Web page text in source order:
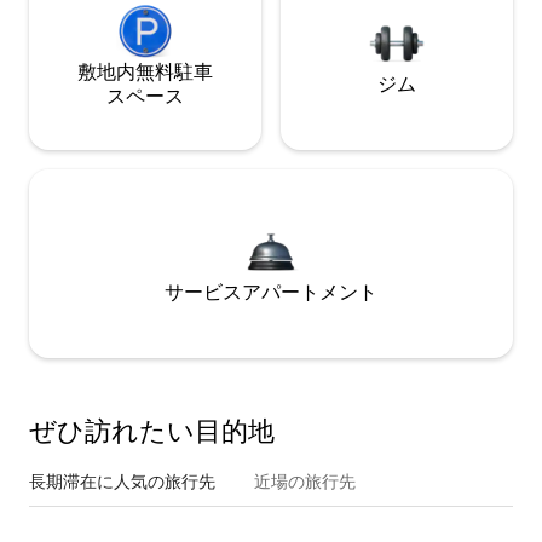
敷地内無料駐⁠車
ス⁠ペ⁠ー⁠ス
ジム
サービスアパートメント
ぜひ訪⁠れ⁠た⁠い目⁠的⁠地
長期滞在に人気の旅行先 近場の旅行先